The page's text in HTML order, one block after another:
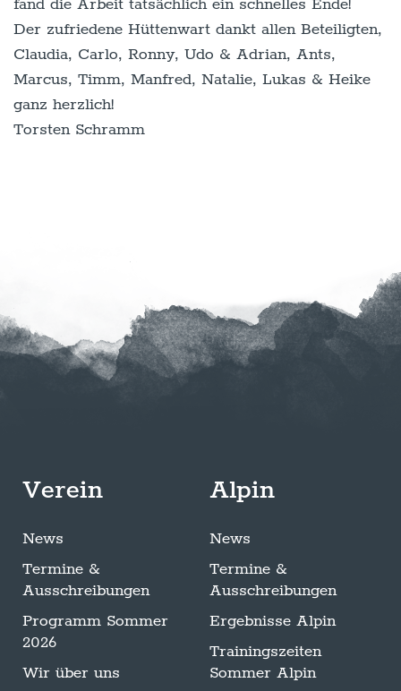
fand die Arbeit tatsächlich ein schnelles Ende!
Der zufriedene Hüttenwart dankt allen Beteiligten,
Claudia, Carlo, Ronny, Udo & Adrian, Ants,
Marcus, Timm, Manfred, Natalie, Lukas & Heike
ganz herzlich!
Torsten Schramm
Verein
News
Termine &
Ausschreibungen
Programm Sommer
2026
Wir über uns
Alpin
News
Termine &
Ausschreibungen
Ergebnisse Alpin
Trainingszeiten
Sommer Alpin